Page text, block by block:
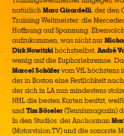
natürlichMarc Girardelli, der den
Training Weltmeister: die
Hoffnung auf Spannung.
aufzukommen, was nicht nur
Dirk Nowitzkihöchstselbst.André
wenig auf die Euphoriebremse.
Marcel Schäfervom VfL
der in Boston eine Festlichkeit
der sich in LA nun mindestens
NHL die besten Karten besitzt, weiß
undTim Böseler(Tennismagazin)
In den Studios: der Anchorman
(Motorvision.TV) und die sonorste